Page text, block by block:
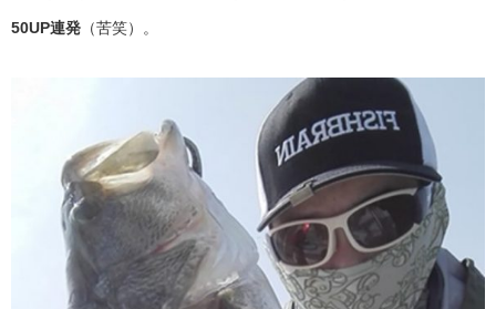
50UP連発 （苦笑）。